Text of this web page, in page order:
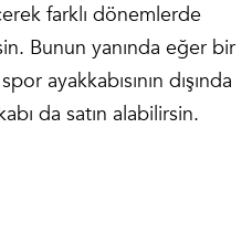
farklı dönemlerde
Bunun yanında eğer bir
ayakkabısının dışında
da satın alabilirsin.